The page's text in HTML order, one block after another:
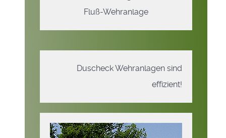
Fluß-Wehranlage
Duscheck Wehranlagen sind
effizient!